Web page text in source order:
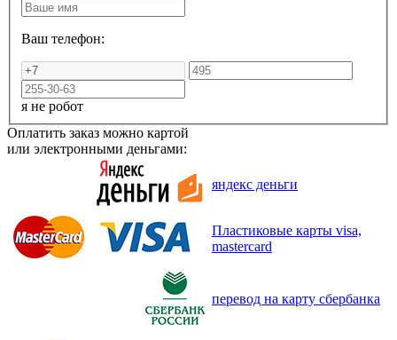
Ваш телефон:
я не робот
Оплатить заказ можно картой
или электронными деньгами:
яндекс деньги
Пластиковые карты visa,
mastercard
перевод на карту сбербанка